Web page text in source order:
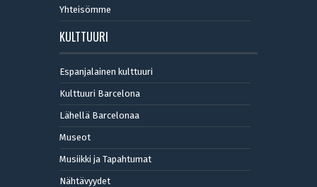
Yhteisömme
KULTTUURI
Espanjalainen kulttuuri
Kulttuuri Barcelona
Lähellä Barcelonaa
Museot
Musiikki ja Tapahtumat
Nähtävyydet